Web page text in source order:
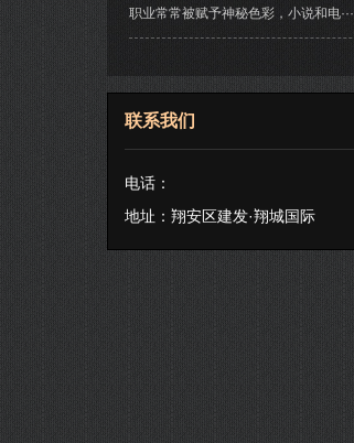
职业常常被赋予神秘色彩，小说和电···
联系我们
电话：
地址：翔安区建发·翔城国际